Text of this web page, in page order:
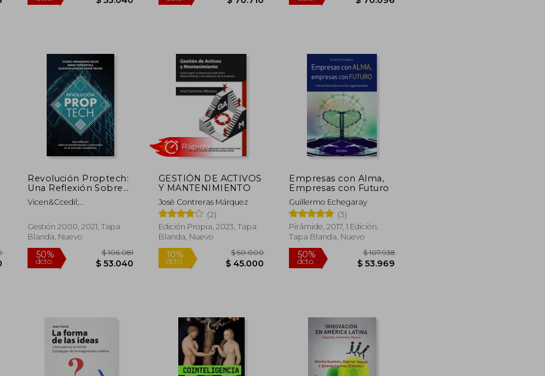
$ 53.040 $ 70.710
Revolución Proptech:
Una Reflexión Sobre
la Transformación e
Innovación en el
(Sin Colección)
Vicen&Ccedil;
Anna Puigdevall Sagrera;
Gustavo Adolfo
L&Oacute;Pez Pecho
Gestión 2000, 2021, Tapa
Blanda, Nuevo
50%
dcto.
GESTIÓN DE ACTIVOS
Y MANTENIMIENTO
José Contreras Márquez
(2)
Edición Propia, 2023, Tapa
Blanda, Nuevo
10%
dcto.
$ 50.000
Empresas con Alma,
Empresas con Futuro
Guillermo Echegaray
(3)
Pirámide, 2017, 1 Edición,
Tapa Blanda, Nuevo
50%
dcto.